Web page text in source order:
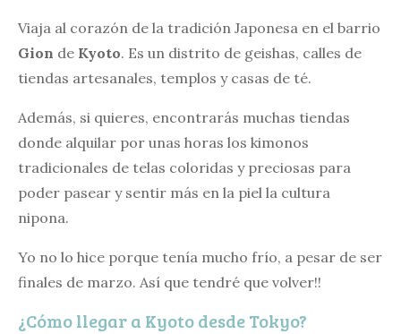
Viaja al corazón de la tradición Japonesa en el barrio
Gion de Kyoto. Es un distrito de geishas, calles de
tiendas artesanales, templos y casas de té.
Además, si quieres, encontrarás muchas tiendas
donde alquilar por unas horas los kimonos
tradicionales de telas coloridas y preciosas para
poder pasear y sentir más en la piel la cultura
nipona.
Yo no lo hice porque tenía mucho frío, a pesar de ser
finales de marzo. Así que tendré que volver!!
¿Cómo llegar a Kyoto desde Tokyo?